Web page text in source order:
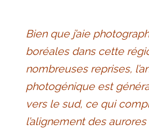
Bien que j’aie
boréales dans cette
nombreuses reprises,
photogénique est
vers le sud, ce qui
l’alignement des